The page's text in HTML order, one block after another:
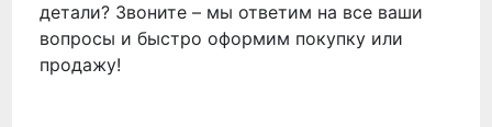
детали? Звоните – мы ответим на все ваши
вопросы и быстро оформим покупку или
продажу!